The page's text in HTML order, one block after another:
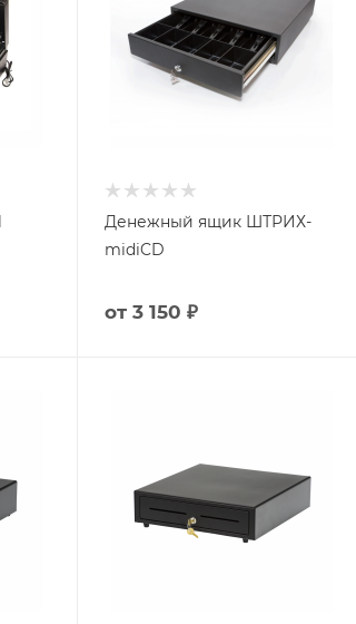
Денежный ящик ШТРИХ-
midiCD
от 3 150 ₽